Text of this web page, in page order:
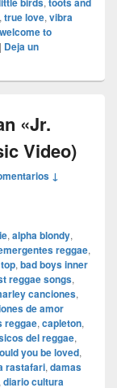
, true love, vibra
welcome to
| Deja un
«Jr.
Video)
↓
, alpha blondy,
reggae,
, bad boys inner
reggae songs,
canciones,
de amor
reggae, capleton,
del reggae,
you be loved,
rastafari, damas
diario cultura